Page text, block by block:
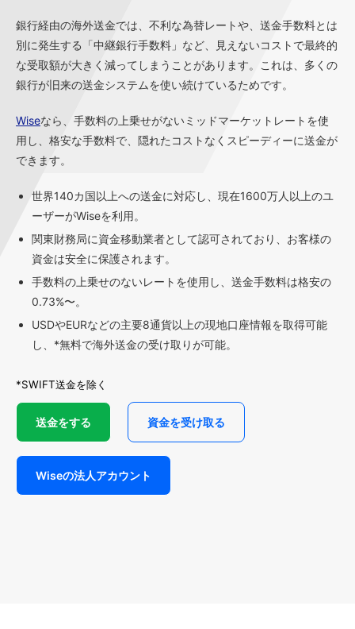
銀行経由の海外送金では、不利な為替レートや、送金手数料とは
別に発生する「中継銀行手数料」など、見えないコストで最終的
な受取額が大きく減ってしまうことがあります。これは、多くの
銀行が旧来の送金システムを使い続けているためです。
Wiseなら、手数料の上乗せがないミッドマーケットレートを使
用し、格安な手数料で、隠れたコストなくスピーディーに送金が
できます。
世界140カ国以上への送金に対応し、現在1600万人以上のユ
ーザーがWiseを利用。
関東財務局に資金移動業者として認可されており、お客様の
資金は安全に保護されます。
手数料の上乗せのないレートを使用し、送金手数料は格安の
0.73%〜。
USDやEURなどの主要8通貨以上の現地口座情報を取得可能
し、*無料で海外送金の受け取りが可能。
*SWIFT送金を除く
送金をする 資金を受け取る
Wiseの法人アカウント